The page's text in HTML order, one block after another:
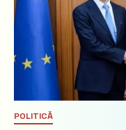
POLITICĂ